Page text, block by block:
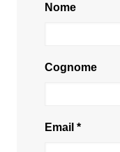
Nome
Cognome
Email *